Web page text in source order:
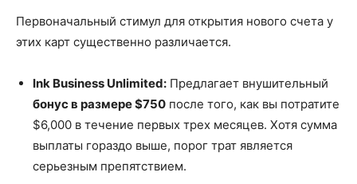
Первоначальный стимул для открытия нового счета у
этих карт существенно различается.
Ink Business Unlimited: Предлагает внушительный
бонус в размере $750 после того, как вы потратите
$6,000 в течение первых трех месяцев. Хотя сумма
выплаты гораздо выше, порог трат является
серьезным препятствием.